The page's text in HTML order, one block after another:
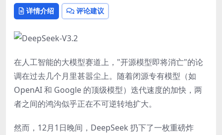
详情介绍 评论建议
在人工智能的大模型赛道上，"开源模型即将消亡"的论
调在过去几个月里甚嚣尘上。随着闭源专有模型（如
OpenAI 和 Google 的顶级模型）迭代速度的加快，两
者之间的鸿沟似乎正在不可逆转地扩大。
然而，12月1日晚间，DeepSeek 扔下了一枚重磅炸